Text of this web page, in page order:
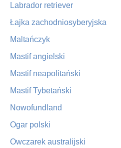
Labrador retriever
Łajka zachodniosyberyjska
Maltańczyk
Mastif angielski
Mastif neapolitański
Mastif Tybetański
Nowofundland
Ogar polski
Owczarek australijski